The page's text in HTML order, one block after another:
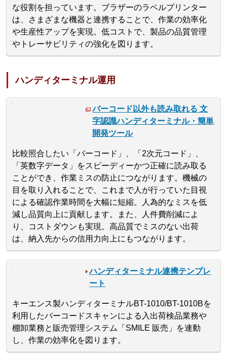
な役割を担っています。ブラザーのラベルプリンター
は、さまざまな機器と連携することで、作業の効率化
や生産性アップを実現。低コストで、製品の品質管理
やトレーサビリティの強化を図ります。
ハンディターミナル運用
バーコード以外も読み取れる 文
字認識ハンディターミナル・簡単
開発ツール
比較照合したい「バーコード」、「2次元コード」、
「英数字データ」をスピーディーかつ正確に読み取る
ことができ、作業ミスの防止につながります。機械の
目を取り入れることで、これまで人が行っていた目視
による確認作業時間を大幅に短縮。人為的なミスを低
減し品質向上に貢献します。また、人件費削減によ
り、コストダウンも実現。高品質でミスのない出荷
は、納入先からの信用力向上にもつながります。
ハンディターミナル連携テンプレ
ート
キーエンス製ハンディターミナルBT-1010/BT-1010Bを
利用したバーコードスキャンによる入出荷検品業務や
棚卸業務と販売管理システム「SMILE 販売」を連動
し、作業の効率化を図ります。